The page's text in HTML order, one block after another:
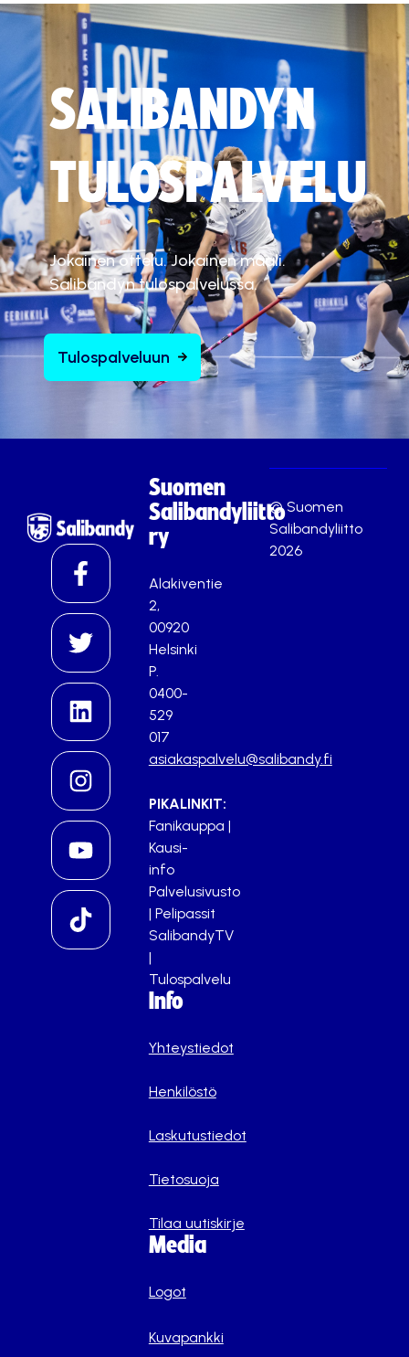
SALIBANDYN
TULOSPALVELU
Jokainen ottelu. Jokainen maali.
Salibandyn tulospalvelussa.
Tulospalveluun
Suomen
Salibandyliitto
ry
Alakiventie
2,
00920
Helsinki
P.
0400-
529
017
asiakaspalvelu@salibandy.fi
PIKALINKIT:
Fanikauppa |
Kausi-
info
Palvelusivusto
| Pelipassit
SalibandyTV
|
Tulospalvelu
Info
Yhteystiedot
Henkilöstö
Laskutustiedot
Tietosuoja
Tilaa uutiskirje
Media
Logot
Kuvapankki
© Suomen
Salibandyliitto
2026